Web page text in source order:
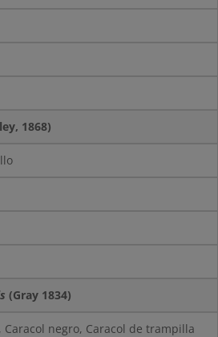
1868)
(Gray 1834)
negro, Caracol de trampilla